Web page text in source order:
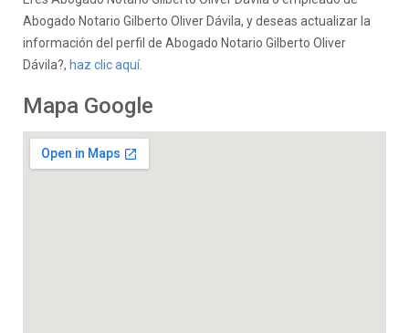
Abogado Notario Gilberto Oliver Dávila, y deseas actualizar la
información del perfil de Abogado Notario Gilberto Oliver
Dávila?, haz clic aquí.
Mapa Google